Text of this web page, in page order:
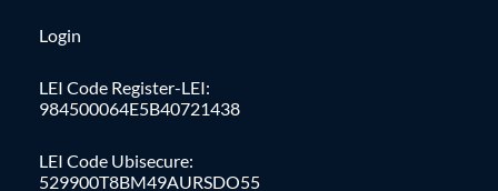
Login
LEI Code Register-LEI:
984500064E5B40721438
LEI Code Ubisecure:
529900T8BM49AURSDO55